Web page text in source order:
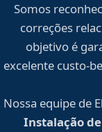
Somos
correções
objetivo é
excelente custo-
Nossa equipe de
Instalação